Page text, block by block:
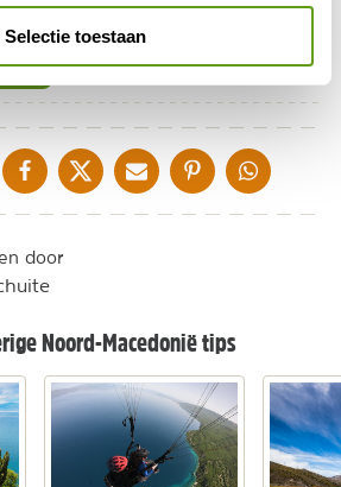
Selectie toestaan
eigen risico en gratis annuleren.
DELEN OP FACEBOOK
DELEN OP XDELEN VIA DE MAIL
DELEN OP PINTEREST
DELEN OP
door
Noord-Macedonië tips